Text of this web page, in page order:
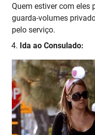
Quem estiver com eles
guarda-volumes
pelo serviço.
Ida ao Consulado: